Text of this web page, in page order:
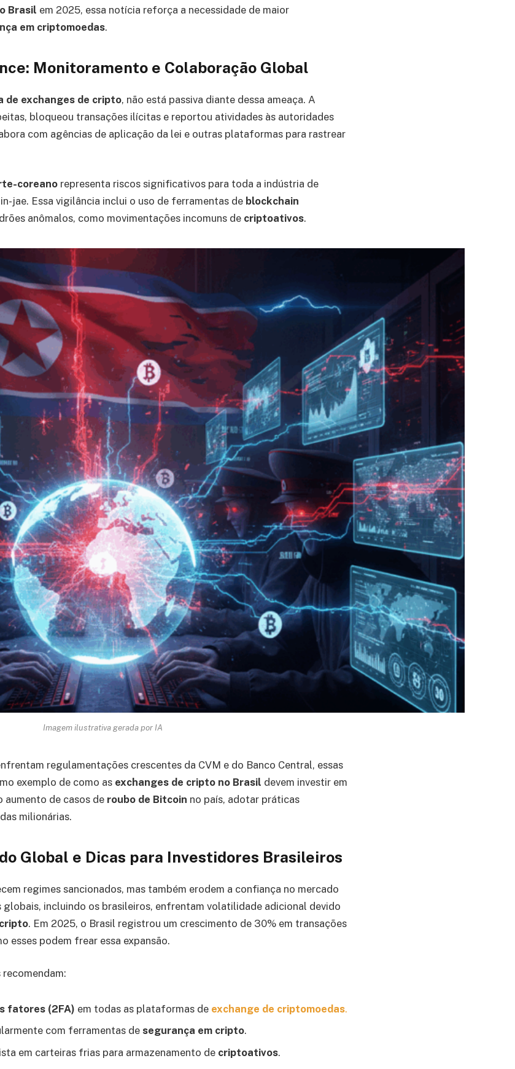
Brasil em 2025, essa notícia reforça a necessidade de maior
em criptomoedas.
Monitoramento e Colaboração Global
de exchanges de cripto, não está passiva diante dessa ameaça. A
bloqueou transações ilícitas e reportou atividades às autoridades
com agências de aplicação da lei e outras plataformas para rastrear
coreano representa riscos significativos para toda a indústria de
jae. Essa vigilância inclui o uso de ferramentas de blockchain
anômalos, como movimentações incomuns de criptoativos.
Imagem ilustrativa gerada por IA
regulamentações crescentes da CVM e do Banco Central, essas
exemplo de como as exchanges de cripto no Brasil devem investir em
aumento de casos de roubo de Bitcoin no país, adotar práticas
milionárias.
Global e Dicas para Investidores Brasileiros
regimes sancionados, mas também erodem a confiança no mercado
globais, incluindo os brasileiros, enfrentam volatilidade adicional devido
. Em 2025, o Brasil registrou um crescimento de 30% em transações
esses podem frear essa expansão.
fatores (2FA) em todas as plataformas de exchange de criptomoedas.
com ferramentas de segurança em cripto.
em carteiras frias para armazenamento de criptoativos.